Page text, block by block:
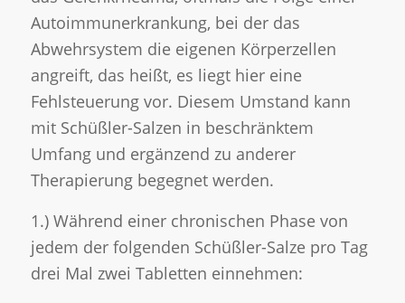
Autoimmunerkrankung, bei der das
Abwehrsystem die eigenen Körperzellen
angreift, das heißt, es liegt hier eine
Fehlsteuerung vor. Diesem Umstand kann
mit Schüßler-Salzen in beschränktem
Umfang und ergänzend zu anderer
Therapierung begegnet werden.
1.) Während einer chronischen Phase von
jedem der folgenden Schüßler-Salze pro Tag
drei Mal zwei Tabletten einnehmen: